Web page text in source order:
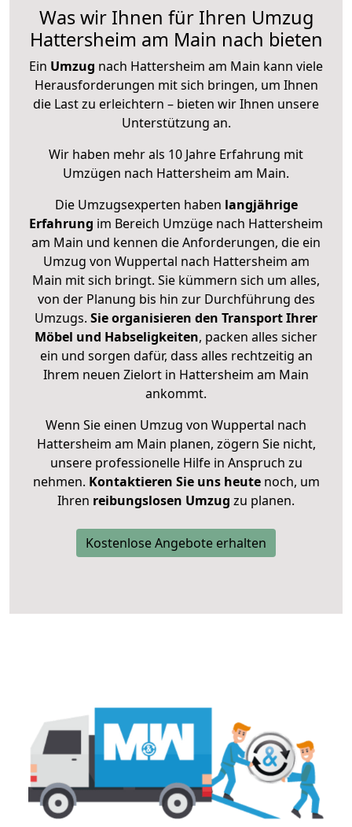
Was wir Ihnen für Ihren Umzug
Hattersheim am Main nach bieten
Ein Umzug nach Hattersheim am Main kann viele
Herausforderungen mit sich bringen, um Ihnen
die Last zu erleichtern – bieten wir Ihnen unsere
Unterstützung an.
Wir haben mehr als 10 Jahre Erfahrung mit
Umzügen nach Hattersheim am Main.
Die Umzugsexperten haben langjährige
Erfahrung im Bereich Umzüge nach Hattersheim
am Main und kennen die Anforderungen, die ein
Umzug von Wuppertal nach Hattersheim am
Main mit sich bringt. Sie kümmern sich um alles,
von der Planung bis hin zur Durchführung des
Umzugs. Sie organisieren den Transport Ihrer
Möbel und Habseligkeiten, packen alles sicher
ein und sorgen dafür, dass alles rechtzeitig an
Ihrem neuen Zielort in Hattersheim am Main
ankommt.
Wenn Sie einen Umzug von Wuppertal nach
Hattersheim am Main planen, zögern Sie nicht,
unsere professionelle Hilfe in Anspruch zu
nehmen. Kontaktieren Sie uns heutenoch, um
Ihren reibungslosen Umzug zu planen.
Kostenlose Angebote erhalten